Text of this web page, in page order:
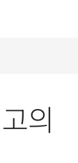
기반 워크플로우
동화하는 현지
의